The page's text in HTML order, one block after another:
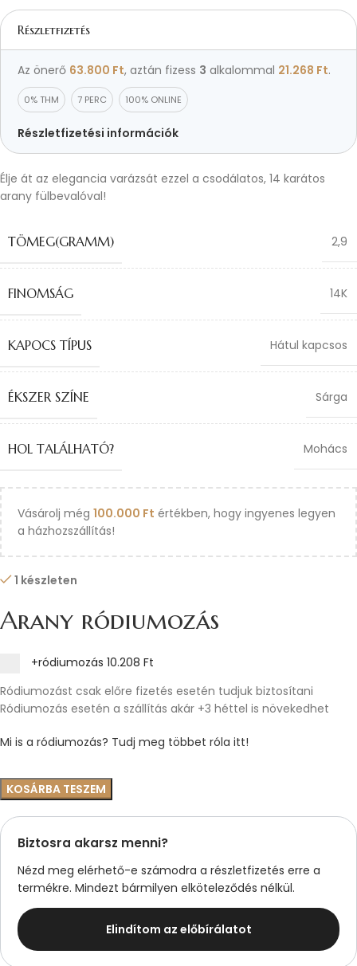
Részletfizetés
Az önerő 63.800 Ft, aztán fizess 3 alkalommal 21.268 Ft.
0% THM 7 PERC 100% ONLINE
Részletfizetési információk
Élje át az elegancia varázsát ezzel a csodálatos, 14 karátos
arany fülbevalóval!
TÖMEG(GRAMM) 2,9
FINOMSÁG 14K
KAPOCS TÍPUS Hátul kapcsos
ÉKSZER SZÍNE Sárga
HOL TALÁLHATÓ? Mohács
Vásárolj még 100.000 Ft értékben, hogy ingyenes legyen
a házhozszállítás!
1 készleten
Arany ródiumozás
+ródiumozás 10.208 Ft
Ródiumozást csak előre fizetés esetén tudjuk biztosítani
Ródiumozás esetén a szállítás akár +3 héttel is növekedhet
Mi is a ródiumozás? Tudj meg többet róla itt!
KOSÁRBA TESZEM
Biztosra akarsz menni?
Nézd meg elérhető-e számodra a részletfizetés erre a
termékre. Mindezt bármilyen elköteleződés nélkül.
Elindítom az előbírálatot